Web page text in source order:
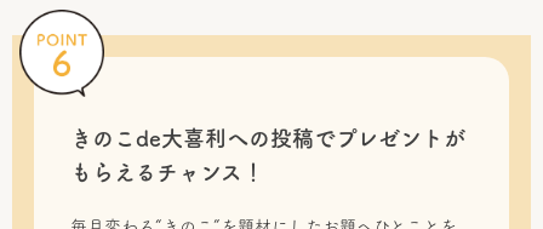
きのこde大喜利への投稿でプレゼントが
もらえるチャンス！